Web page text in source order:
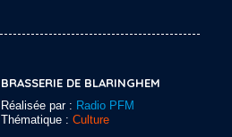
BRASSERIE DE BLARINGHEM
Réalisée par : Radio PFM
Thématique : Culture